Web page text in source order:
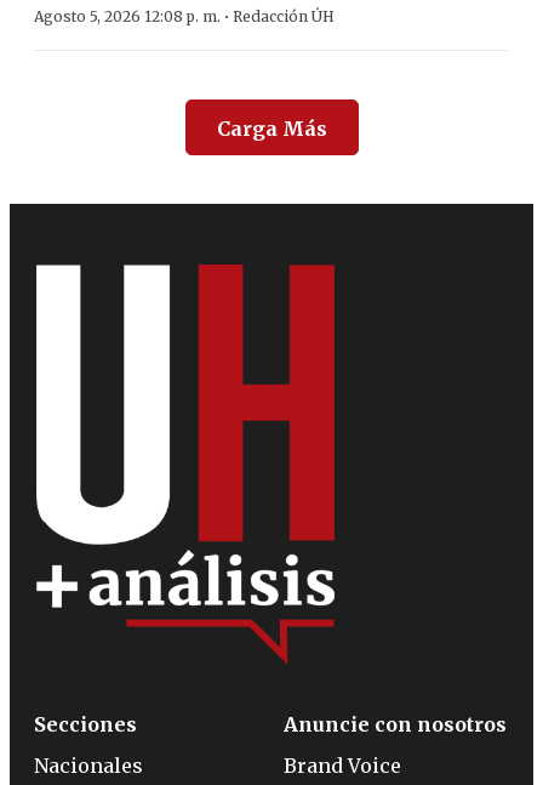
Agosto 5, 2026 12:08 p. m. · Redacción ÚH
Carga Más
Secciones
Nacionales
Anuncie con nosotros
Brand Voice